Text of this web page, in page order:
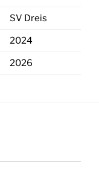
SV Dreis
2024
2026